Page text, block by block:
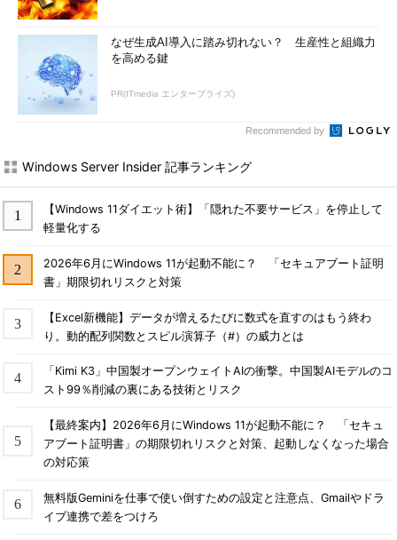
なぜ生成AI導入に踏み切れない？ 生産性と組織力
を高める鍵
PR(ITmedia エンタープライズ)
Recommended by
Windows Server Insider 記事ランキング
【Windows 11ダイエット術】「隠れた不要サービス」を停止して
軽量化する
2026年6月にWindows 11が起動不能に？ 「セキュアブート証明
書」期限切れリスクと対策
【Excel新機能】データが増えるたびに数式を直すのはもう終わ
り。動的配列関数とスピル演算子（#）の威力とは
「Kimi K3」中国製オープンウェイトAIの衝撃。中国製AIモデルのコ
スト99％削減の裏にある技術とリスク
【最終案内】2026年6月にWindows 11が起動不能に？ 「セキュ
アブート証明書」の期限切れリスクと対策、起動しなくなった場合
の対応策
無料版Geminiを仕事で使い倒すための設定と注意点、Gmailやドラ
イブ連携で差をつけろ